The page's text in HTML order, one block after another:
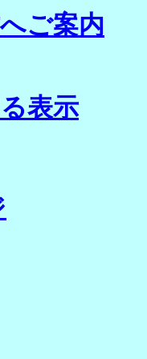
ご案内
表示